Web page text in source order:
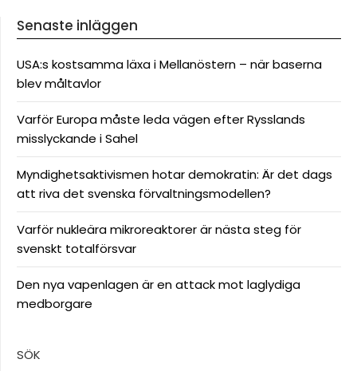
Senaste inläggen
USA:s kostsamma läxa i Mellanöstern – när baserna
blev måltavlor
Varför Europa måste leda vägen efter Rysslands
misslyckande i Sahel
Myndighetsaktivismen hotar demokratin: Är det dags
att riva det svenska förvaltningsmodellen?
Varför nukleära mikroreaktorer är nästa steg för
svenskt totalförsvar
Den nya vapenlagen är en attack mot laglydiga
medborgare
SÖK